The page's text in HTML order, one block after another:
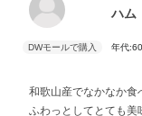
ハム
年代:
和歌山産でなかなか食
ふわっとしてとても美